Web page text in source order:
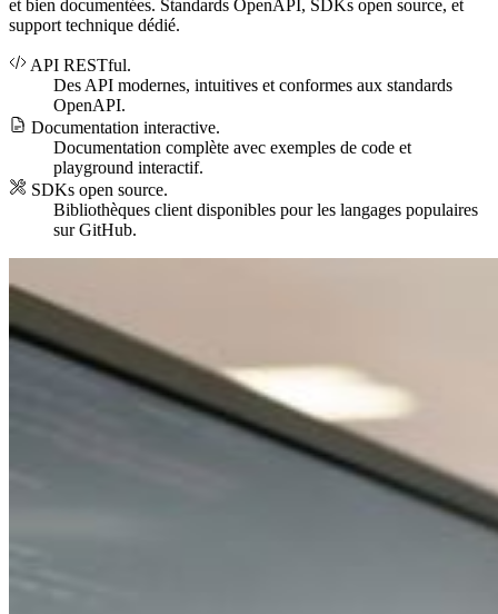
et bien documentées. Standards OpenAPI, SDKs open source, et
support technique dédié.
API RESTful.
Des API modernes, intuitives et conformes aux standards
OpenAPI.
Documentation interactive.
Documentation complète avec exemples de code et
playground interactif.
SDKs open source.
Bibliothèques client disponibles pour les langages populaires
sur GitHub.